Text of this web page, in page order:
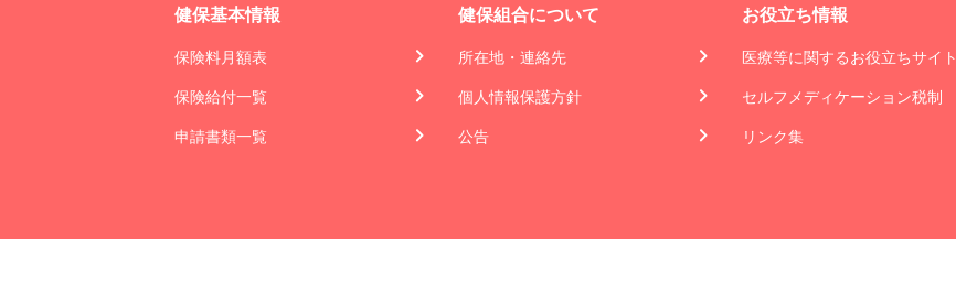
健保基本情報
保険料月額表
保険給付一覧
申請書類一覧
健保組合について
所在地・連絡先
個人情報保護方針
公告
お役立ち情報
医療等に関するお役立ちサイト
セルフメディケーション税制
リンク集